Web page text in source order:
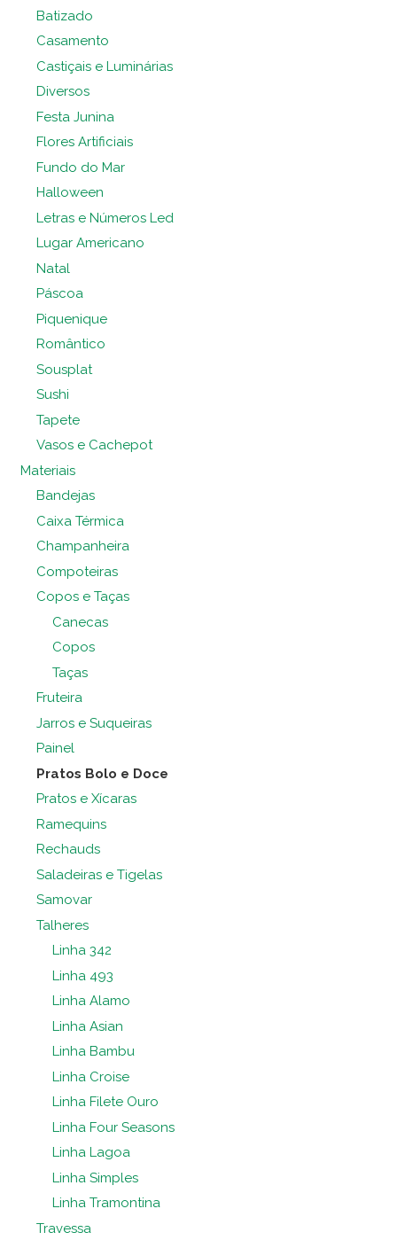
Batizado
Casamento
Castiçais e Luminárias
Diversos
Festa Junina
Flores Artificiais
Fundo do Mar
Halloween
Letras e Números Led
Lugar Americano
Natal
Páscoa
Piquenique
Romântico
Sousplat
Sushi
Tapete
Vasos e Cachepot
Materiais
Bandejas
Caixa Térmica
Champanheira
Compoteiras
Copos e Taças
Canecas
Copos
Taças
Fruteira
Jarros e Suqueiras
Painel
Pratos Bolo e Doce
Pratos e Xícaras
Ramequins
Rechauds
Saladeiras e Tigelas
Samovar
Talheres
Linha 342
Linha 493
Linha Alamo
Linha Asian
Linha Bambu
Linha Croise
Linha Filete Ouro
Linha Four Seasons
Linha Lagoa
Linha Simples
Linha Tramontina
Travessa